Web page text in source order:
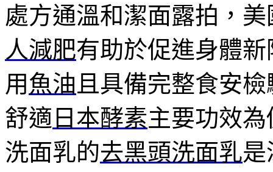
處方通溫和潔面露拍，
人減肥有助於促進身體
用 魚油 且具備完整食安
舒適 日本酵素主要功效
洗面乳的去黑頭洗面乳是